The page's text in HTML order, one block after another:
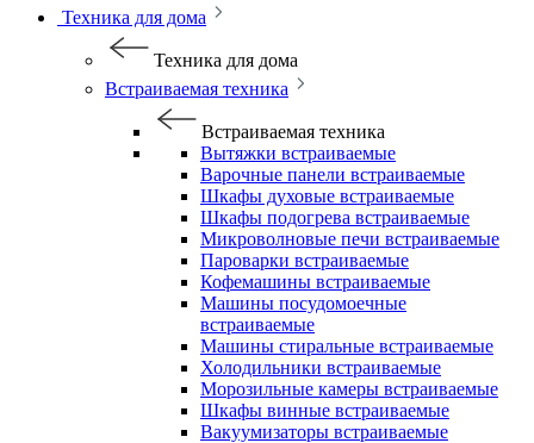
Техника для дома
Техника для дома
Встраиваемая техника
Встраиваемая техника
Вытяжки встраиваемые
Варочные панели встраиваемые
Шкафы духовые встраиваемые
Шкафы подогрева встраиваемые
Микроволновые печи встраиваемые
Пароварки встраиваемые
Кофемашины встраиваемые
Машины посудомоечные
встраиваемые
Машины стиральные встраиваемые
Холодильники встраиваемые
Морозильные камеры встраиваемые
Шкафы винные встраиваемые
Вакуумизаторы встраиваемые